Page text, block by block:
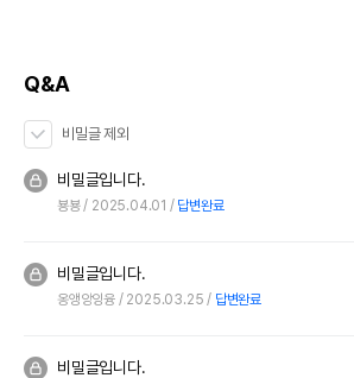
Q&A
비밀글 제외
비밀글입니다.
뵹뵹 2025.04.01 답변완료
비밀글입니다.
옹앵앙잉융 2025.03.25 답변완료
비밀글입니다.